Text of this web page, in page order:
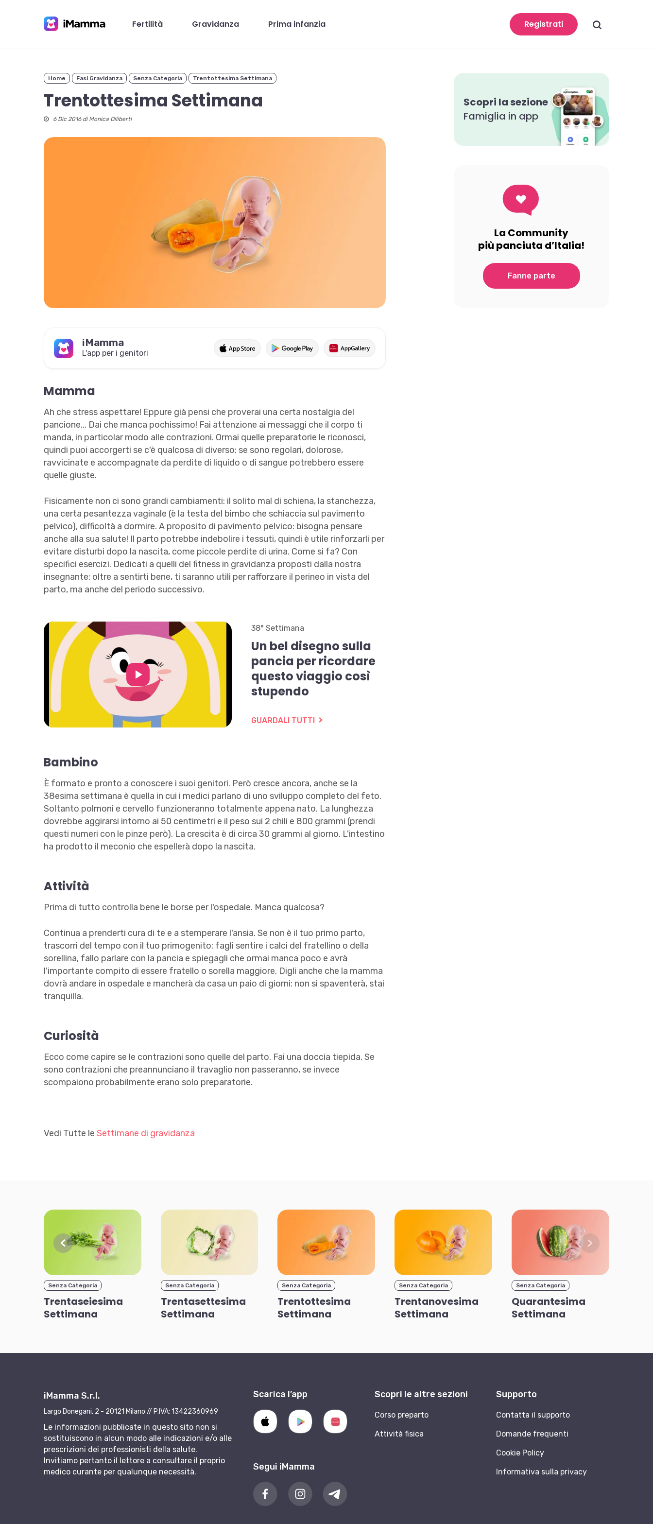
Premi invio per cercare o ESC per chiudere
Fertilità Gravidanza Prima infanzia Registrati search
Home Fasi Gravidanza Senza Categoria Trentottesima Settimana
Trentottesima Settimana
6 Dic 2016 di Monica Diliberti
iMamma
L'app per i genitori
Mamma
Ah che stress aspettare! Eppure già pensi che proverai una certa nostalgia del
pancione... Dai che manca pochissimo! Fai attenzione ai messaggi che il corpo ti
manda, in particolar modo alle contrazioni. Ormai quelle preparatorie le riconosci,
quindi puoi accorgerti se c'è qualcosa di diverso: se sono regolari, dolorose,
ravvicinate e accompagnate da perdite di liquido o di sangue potrebbero essere
quelle giuste.
Fisicamente non ci sono grandi cambiamenti: il solito mal di schiena, la stanchezza,
una certa pesantezza vaginale (è la testa del bimbo che schiaccia sul pavimento
pelvico), difficoltà a dormire. A proposito di pavimento pelvico: bisogna pensare
anche alla sua salute! Il parto potrebbe indebolire i tessuti, quindi è utile rinforzarli per
evitare disturbi dopo la nascita, come piccole perdite di urina. Come si fa? Con
specifici esercizi. Dedicati a quelli del fitness in gravidanza proposti dalla nostra
insegnante: oltre a sentirti bene, ti saranno utili per rafforzare il perineo in vista del
parto, ma anche del periodo successivo.
Play
Video
38° Settimana
Un bel disegnosulla
pancia perricordare
questoviaggio così
stupendo
GUARDALI TUTTI
Bambino
È formato e pronto a conoscere i suoi genitori. Però cresce ancora, anche se la
38esima settimana è quella in cui i medici parlano di uno sviluppo completo del feto.
Soltanto polmoni e cervello funzioneranno totalmente appena nato. La lunghezza
dovrebbe aggirarsi intorno ai 50 centimetri e il peso sui 2 chili e 800 grammi (prendi
questi numeri con le pinze però). La crescita è di circa 30 grammi al giorno. L'intestino
ha prodotto il meconio che espellerà dopo la nascita.
Attività
Prima di tutto controlla bene le borse per l'ospedale. Manca qualcosa?
Continua a prenderti cura di te e a stemperare l'ansia. Se non è il tuo primo parto,
trascorri del tempo con il tuo primogenito: fagli sentire i calci del fratellino o della
sorellina, fallo parlare con la pancia e spiegagli che ormai manca poco e avrà
l'importante compito di essere fratello o sorella maggiore. Digli anche che la mamma
dovrà andare in ospedale e mancherà da casa un paio di giorni: non si spaventerà, stai
tranquilla.
Curiosità
Ecco come capire se le contrazioni sono quelle del parto. Fai una doccia tiepida. Se
sono contrazioni che preannunciano il travaglio non passeranno, se invece
scompaiono probabilmente erano solo preparatorie.
Vedi Tutte le Settimane di gravidanza
Scopri la sezione
Famiglia in app
La Community
più panciuta d’Italia!
Fanne parte
Senza Categoria
Trentaseiesima
Settimana
Senza Categoria
Trentasettesima
Settimana
Senza Categoria
Trentottesima
Settimana
Senza Categoria
Trentanovesima
Settimana
Senza Categoria
Quarantesima
Settimana
iMamma S.r.l.
Largo Donegani, 2 - 20121 Milano // P.IVA: 13422360969
Le informazioni pubblicate in questo sito non si
sostituiscono in alcun modo alle indicazioni e/o alle
prescrizioni dei professionisti della salute.
Invitiamo pertanto il lettore a consultare il proprio
medico curante per qualunque necessità.
Scarica l’app
Segui iMamma
Scopri le altre sezioni
Corso preparto
Attività fisica
Supporto
Contatta il supporto
Domande frequenti
Cookie Policy
Informativa sulla privacy